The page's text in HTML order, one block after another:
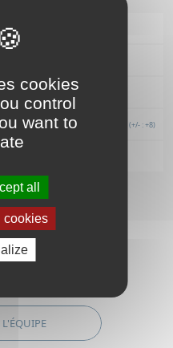
(+/- : +8)
cookies
control
want to
all
cookies